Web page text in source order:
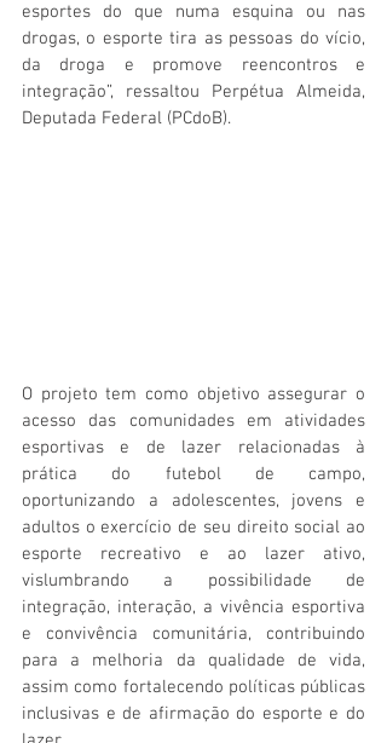
esportes do que numa esquina ou nas
drogas, o esporte tira as pessoas do vício,
da droga e promove reencontros e
integração”, ressaltou Perpétua Almeida,
Deputada Federal (PCdoB).
O projeto tem como objetivo assegurar o
acesso das comunidades em atividades
esportivas e de lazer relacionadas à
prática do futebol de campo,
oportunizando a adolescentes, jovens e
adultos o exercício de seu direito social ao
esporte recreativo e ao lazer ativo,
vislumbrando a possibilidade de
integração, interação, a vivência esportiva
e convivência comunitária, contribuindo
para a melhoria da qualidade de vida,
assim como fortalecendo políticas públicas
inclusivas e de afirmação do esporte e do